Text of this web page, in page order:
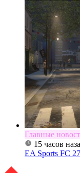
Главные
15 часов
EA Sports FC